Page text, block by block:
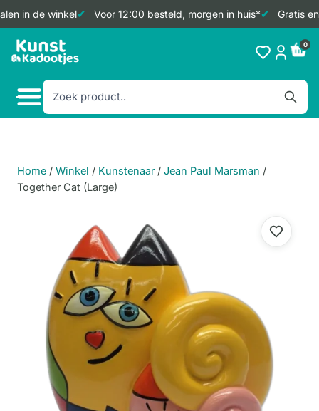
in de winkel Voor 12:00 besteld, morgen in huis* Gratis
Doorgaan
naar
0
Home / Winkel / Kunstenaar / Jean Paul Marsman /
Together Cat (Large)